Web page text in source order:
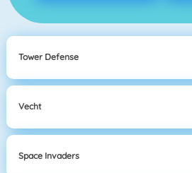
Tower Defense
Vecht
Space Invaders